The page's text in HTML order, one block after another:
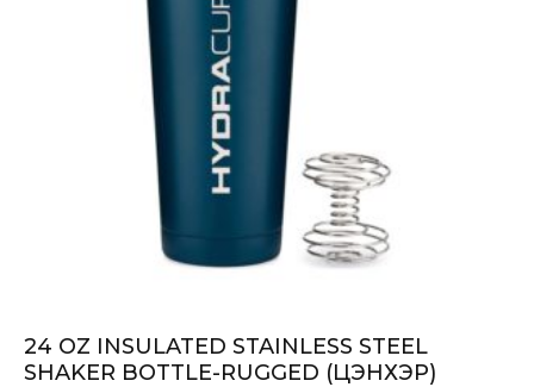
24 OZ INSULATED STAINLESS STEEL
SHAKER BOTTLE-RUGGED (ЦЭНХЭР)